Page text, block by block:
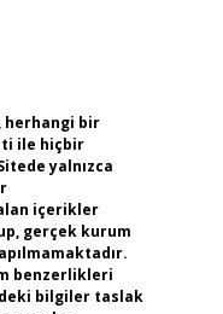
herhangi bir
ile hiçbir
yalnızca
içerikler
gerçek kurum
benzerlikleri
bilgiler taslak